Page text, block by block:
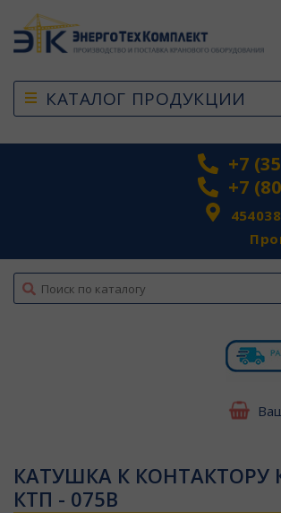
КАТАЛОГ ПРОДУКЦИИ
+7
+7
top
КАТУШКА К КОНТАКТОРУ
КТП - 075В